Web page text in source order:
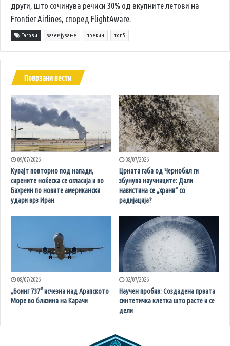
други, што сочинува речиси 30% од вкупните летови на
Frontier Airlines, според FlightAware.
Тагови заземјување прекин топ5
Поврзани вести
09/07/2026
Кувајт повторно под напади,
сирените ноќеска се огласија и во
Бахреин по новите американски
удари врз Иран
08/07/2026
Црната габа од Чернобил ги
збунува научниците: Дали
навистина се „храни“ со
радијација?
08/07/2026
„Боинг 737“ исчезна над Арапското
Море во близина на Карачи
02/07/2026
Научен пробив: Создадена првата
синтетичка клетка што расте и се
дели